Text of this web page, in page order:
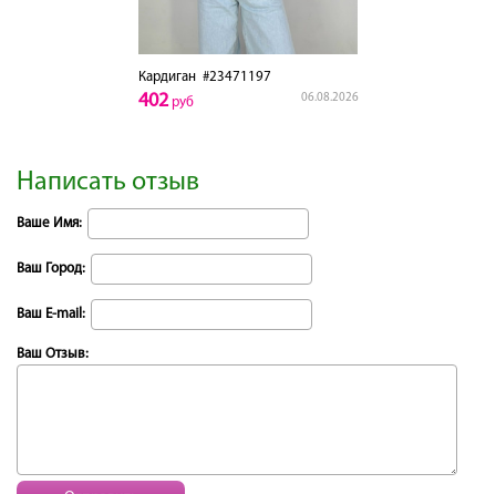
Кардиган#23471197
06.08.2026
402руб
Написать отзыв
Ваше Имя:
Ваш Город:
Ваш E-mail:
Ваш Отзыв: